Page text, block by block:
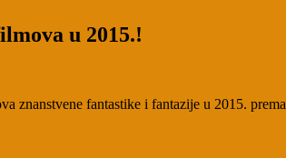
u 2015.!
znanstvene fantastike i fantazije u 2015. prema